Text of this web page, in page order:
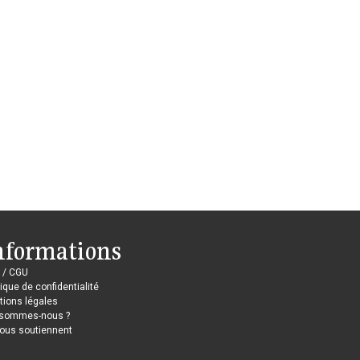
/ CGU
de confidentialité
légales
nous ?
soutiennent